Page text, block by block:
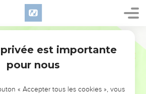
PAS L’ÉVÉNEMENT
est importante
pour nous
« Accepter tous les cookies », vous